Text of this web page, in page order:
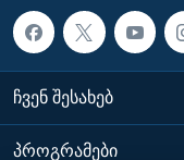
ᲩᲕᲔᲜ ᲨᲔᲡᲐᲮᲔᲑ
ᲞᲠᲝᲒᲠᲐᲛᲔᲑᲘ